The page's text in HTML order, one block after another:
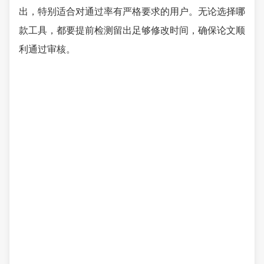
出，特别适合对通过率有严格要求的用户。无论选择哪
款工具，都要提前检测留出足够修改时间，确保论文顺
利通过审核。